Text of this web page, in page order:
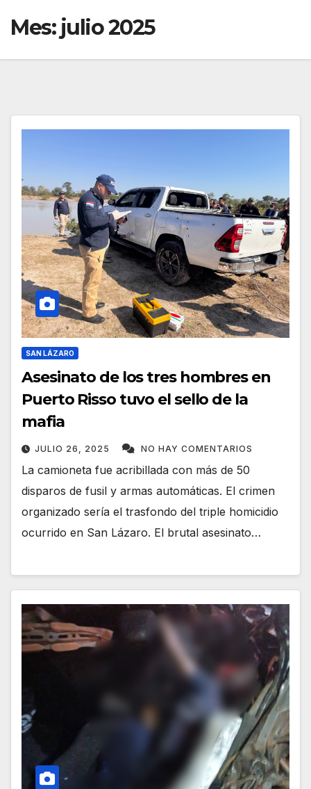
Mes: julio 2025
SAN LÁZARO
Asesinato de los tres hombres en
Puerto Risso tuvo el sello de la
mafia
JULIO 26, 2025 NO HAY COMENTARIOS
La camioneta fue acribillada con más de 50
disparos de fusil y armas automáticas. El crimen
organizado sería el trasfondo del triple homicidio
ocurrido en San Lázaro. El brutal asesinato…